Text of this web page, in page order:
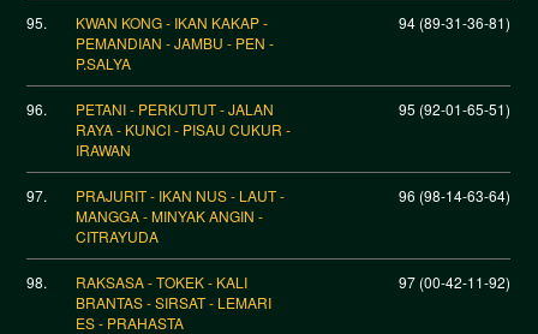
95.
KWAN KONG - IKAN KAKAP -
PEMANDIAN - JAMBU - PEN -
P.SALYA
94 (89-31-36-81)
96.
PETANI - PERKUTUT - JALAN
RAYA - KUNCI - PISAU CUKUR -
IRAWAN
95 (92-01-65-51)
97.
PRAJURIT - IKAN NUS - LAUT -
MANGGA - MINYAK ANGIN -
CITRAYUDA
96 (98-14-63-64)
98.
RAKSASA - TOKEK - KALI
BRANTAS - SIRSAT - LEMARI
ES - PRAHASTA
97 (00-42-11-92)